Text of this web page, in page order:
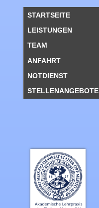
STARTSEITE
LEISTUNGEN
TEAM
ANFAHRT
NOTDIENST
STELLENANGEBOTE